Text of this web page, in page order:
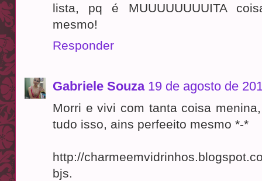
lista, pq é MUUUUUUUUITA
mesmo!
Responder
Gabriele Souza 19 de agosto de
Morri e vivi com tanta coisa
tudo isso, ains perfeeito mesmo *-*
http://
bjs.